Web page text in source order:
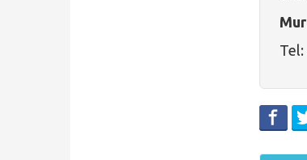
Tel: